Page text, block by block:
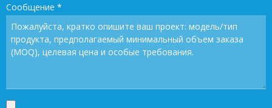
Сообщение *